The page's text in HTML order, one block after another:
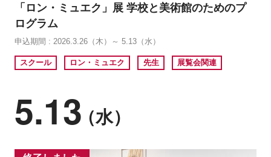
「ロン・ミュエク」展 学校と美術館のためのプ
ログラム
申込期間 : 2026.3.26（木）～ 5.13（水）
スクール ロン・ミュエク 先生 展覧会関連
5.13（水）